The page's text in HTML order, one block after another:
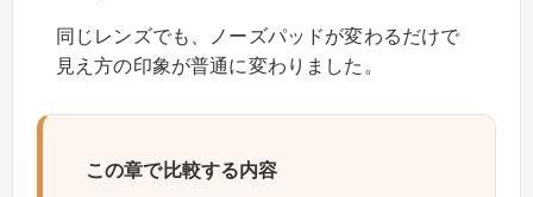
同じレンズでも、ノーズパッドが変わるだけで
見え方の印象が普通に変わりました。
この章で比較する内容